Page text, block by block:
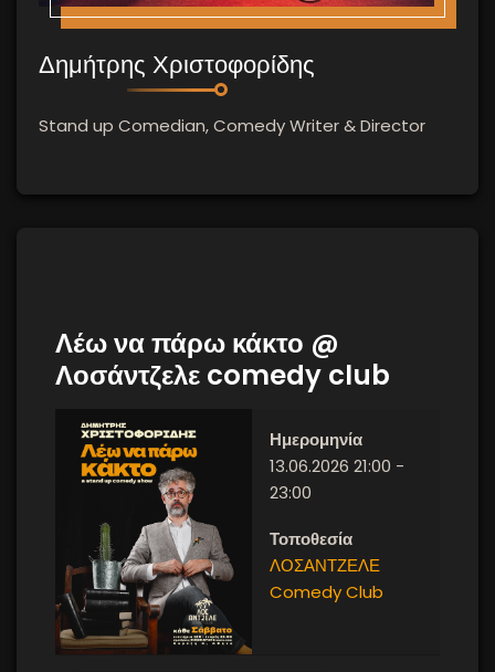
Δημήτρης Χριστοφορίδης
Stand up Comedian, Comedy Writer & Director
Λέω να πάρω κάκτο @
Λοσάντζελε comedy club
Ημερομηνία
13.06.2026 21:00 -
23:00
Τοποθεσία
ΛΟΣΑΝΤΖΕΛΕ
Comedy Club